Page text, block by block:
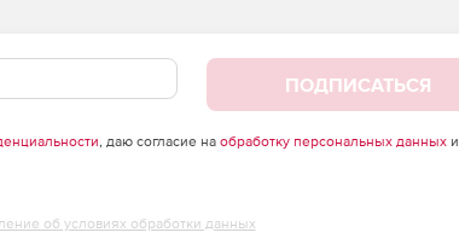
ПОДПИСАТЬСЯ
, даю согласие на обработку персональных данныхи
об условиях обработки данных